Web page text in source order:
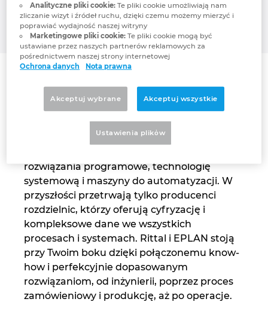
jest to zwycięska strategia
rozwiązania programowe, technologię
systemową i maszyny do automatyzacji. W
przyszłości przetrwają tylko producenci
rozdzielnic, którzy oferują cyfryzację i
kompleksowe dane we wszystkich
procesach i systemach. Rittal i EPLAN stoją
przy Twoim boku dzięki połączonemu know-
how i perfekcyjnie dopasowanym
rozwiązaniom, od inżynierii, poprzez proces
zamówieniowy i produkcję, aż po operacje.
Korea Południowa
Litwa
Luksemburg
Niemcy
Norwegia
Nowa Zelandia
Peru
Polska
Analityczne pliki cookie:Te pliki cookie umożliwiają nam
zliczanie wizyt i źródeł ruchu, dzięki czemu możemy mierzyć i
poprawiać wydajność naszej witryny
Marketingowe pliki cookie:Te pliki cookie mogą być
ustawiane przez naszych partnerów reklamowych za
pośrednictwem naszej strony internetowej
Ochrona danych
Nota prawna
Akceptuj wybrane Akceptuj wszystkie
Ustawienia plikὀw